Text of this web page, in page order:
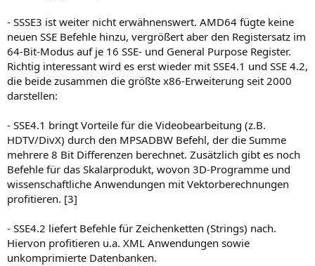
- SSSE3 ist weiter nicht erwähnenswert. AMD64 fügte keine
neuen SSE Befehle hinzu, vergrößert aber den Registersatz im
64-Bit-Modus auf je 16 SSE- und General Purpose Register.
Richtig interessant wird es erst wieder mit SSE4.1 und SSE 4.2,
die beide zusammen die größte x86-Erweiterung seit 2000
darstellen:
- SSE4.1 bringt Vorteile für die Videobearbeitung (z.B.
HDTV/DivX) durch den MPSADBW Befehl, der die Summe
mehrere 8 Bit Differenzen berechnet. Zusätzlich gibt es noch
Befehle für das Skalarprodukt, wovon 3D-Programme und
wissenschaftliche Anwendungen mit Vektorberechnungen
profitieren. [3]
- SSE4.2 liefert Befehle für Zeichenketten (Strings) nach.
Hiervon profitieren u.a. XML Anwendungen sowie
unkomprimierte Datenbanken.